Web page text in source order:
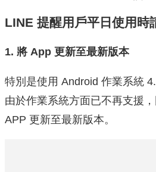
LINE 提醒用戶平日使用時
1. 將 App 更新至最新版本
特別是使用 Android 作業系統
由於作業系統方面已不再支援
APP 更新至最新版本。